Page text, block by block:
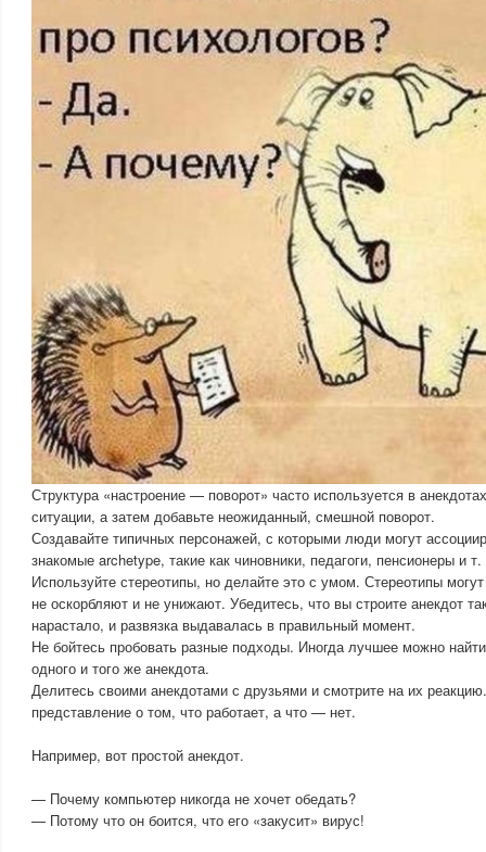
Структура «настроение — поворот» часто используется в
ситуации, а затем добавьте неожиданный, смешной поворот.
Создавайте типичных персонажей, с которыми люди могут
знакомые archetype, такие как чиновники, педагоги, пенсионеры и
Используйте стереотипы, но делайте это с умом. Стереотипы
не оскорбляют и не унижают. Убедитесь, что вы строите анекдот
нарастало, и развязка выдавалась в правильный момент.
Не бойтесь пробовать разные подходы. Иногда лучшее можно
одного и того же анекдота.
Делитесь своими анекдотами с друзьями и смотрите на их
представление о том, что работает, а что — нет.
Например, вот простой анекдот.
— Почему компьютер никогда не хочет обедать?
— Потому что он боится, что его «закусит» вирус!